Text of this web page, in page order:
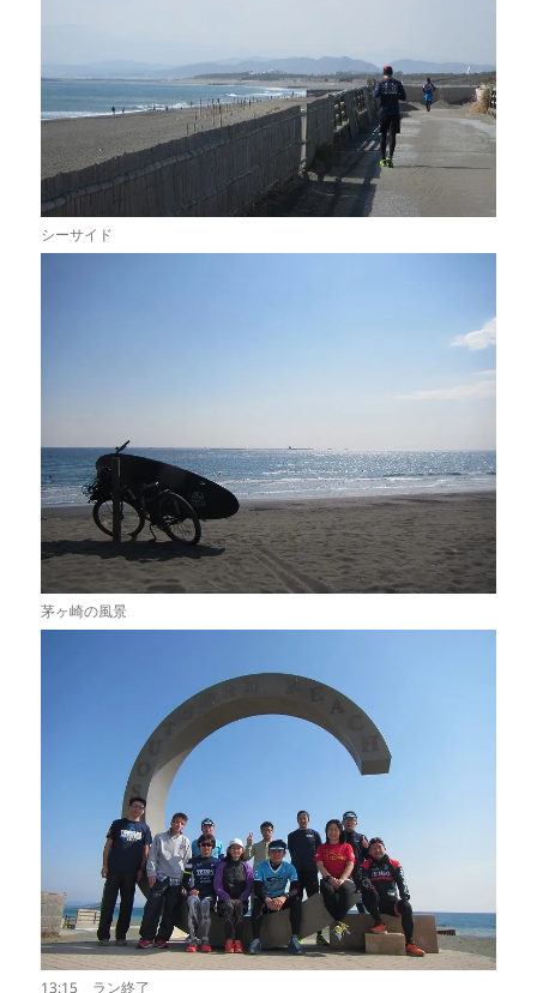
シーサイド
茅ヶ崎の風景
13:15 ラン終了